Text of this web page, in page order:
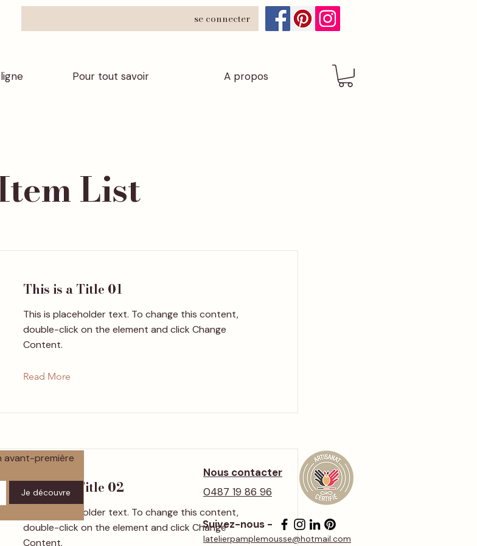
se connecter
Pour tout savoir A propos
List
This is a Title 01
This is placeholder text. To change this content,
double-click on the element and click Change
Content.
Read More
This is a Title 02
This is placeholder text. To change this content,
double-click on the element and click Change
Content.
Nous contacter
0487 19 86 96
avant-première
Je découvre
Suivez-nous -
latelierpamplemousse@hotmail.com